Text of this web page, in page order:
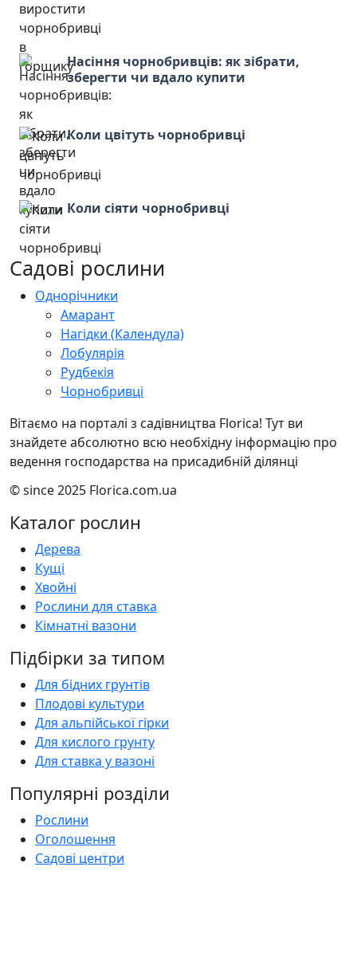
Насіння чорнобривців: як зібрати,
зберегти чи вдало купити
Коли цвітуть чорнобривці
Коли сіяти чорнобривці
Садові рослини
Однорічники
Амарант
Нагідки (Календула)
Лобулярія
Рудбекія
Чорнобривці
Вітаємо на порталі з садівництва Florica! Тут ви
знайдете абсолютно всю необхідну інформацію про
ведення господарства на присадибній ділянці
© since 2025 Florica.com.ua
Каталог рослин
Дерева
Кущі
Хвойні
Рослини для ставка
Кімнатні вазони
Підбірки за типом
Для бідних грунтів
Плодові культури
Для альпійської гірки
Для кислого грунту
Для ставка у вазоні
Популярні розділи
Рослини
Оголошення
Садові центри